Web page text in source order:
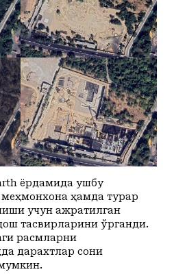
ёрдамида ушбу
ҳамда турар
учун ажратилган
тасвирларини ўрганди.
расмларни
дарахтлар сони